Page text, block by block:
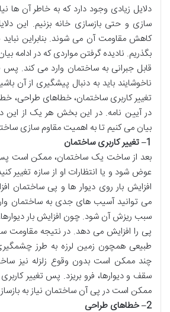
دلایل زیادی وجود دارد که به خاطر آن ها
سازی و حتی بازسازی خانه بزنیم. این
کاهش مقاومت آن می شوند. بنابراین نباید
بگذریم. نادیده گرفتن مواردی که در ادامه
قابل جبرانی به ساختمان وارد می کند. پس
ناخوشایند باید به دنبال پیشگیری از آن
تغییر کاربری ساختمان، خطاهای طراحی،
در آیین نامه. در این بخش هر یک از این
بیان می کنیم تا به اهمیت مقاوم سازی
1
–تغییر کاربری ساختمان
بعد از ساخت یک ساختمان، ممکن است
عوض شود و یا انتظارات او از سازه تغییر
افزایش بار روی دیوار ها و پی ساختمان
می توانید آسیب های جدی به ساختمان
سبب ریزش آن شود. چون افزایش بار
پی را افزایش می دهد. در نتیجه مقاومت
طبیعی همچون زمین لرزه به طرز
چند ممکن است بدون وقوع زلزله نیز
سقف و دیوارها، فرو بریزد. پس تغییر
ممکن است در پی آن ساختمان نیاز به
2
–خطاهای طراحی